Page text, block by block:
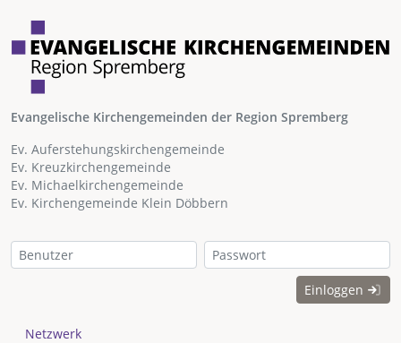
Evangelische Kirchengemeinden der Region Spremberg
Ev. Auferstehungskirchengemeinde
Ev. Kreuzkirchengemeinde
Ev. Michaelkirchengemeinde
Ev. Kirchengemeinde Klein Döbbern
Einloggen
Netzwerk